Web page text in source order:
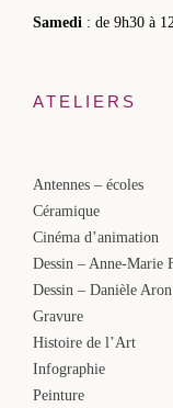
Samedi: de 9h30 à
ATELIERS
Antennes – écoles
Céramique
Cinéma d’animation
Dessin – Anne-Marie
Dessin – Danièle Aron
Gravure
Histoire de l’Art
Infographie
Peinture